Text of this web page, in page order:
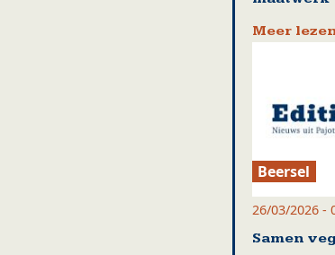
Meer
Beersel
26/03/2026 -
Samen